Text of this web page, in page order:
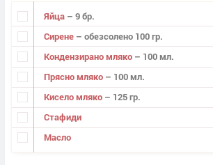
Яйца – 9 бр.
Сирене – обезсолено 100 гр.
Кондензирано мляко – 100 мл.
Прясно мляко – 100 мл.
Кисело мляко – 125 гр.
Стафиди
Масло